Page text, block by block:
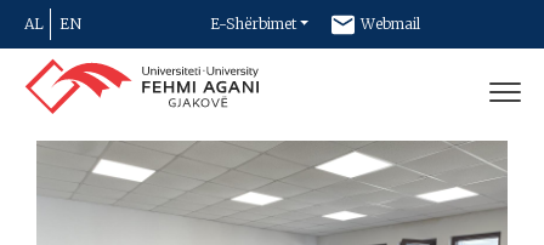
AL EN E-Shërbimet Webmail
Newsletter